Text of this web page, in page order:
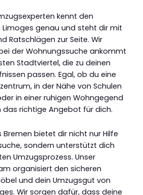
kennt den
genau und steht dir mit
Ratschlägen zur Seite. Wir
der Wohnungssuche ankommt
Stadtviertel, die zu deinen
passen. Egal, ob du eine
in der Nähe von Schulen
in einer ruhigen Wohngegend
das richtige Angebot für dich.
Bremen bietet dir nicht nur Hilfe
sondern unterstützt dich
Umzugsprozess. Unser
organisiert den sicheren
und dein Umzugsgut von
Wir sorgen dafür, dass deine